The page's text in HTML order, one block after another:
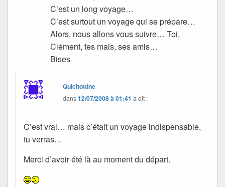
C’est un long voyage…
C’est surtout un voyage qui se prépare…
Alors, nous allons vous suivre… Toi,
Clément, tes mais, ses amis…
Bises
Quichottine
dans12/07/2008 à 01:41 a dit :
C’est vrai… mais c’était un voyage indispensable,
tu verras…
Merci d’avoir été là au moment du départ.